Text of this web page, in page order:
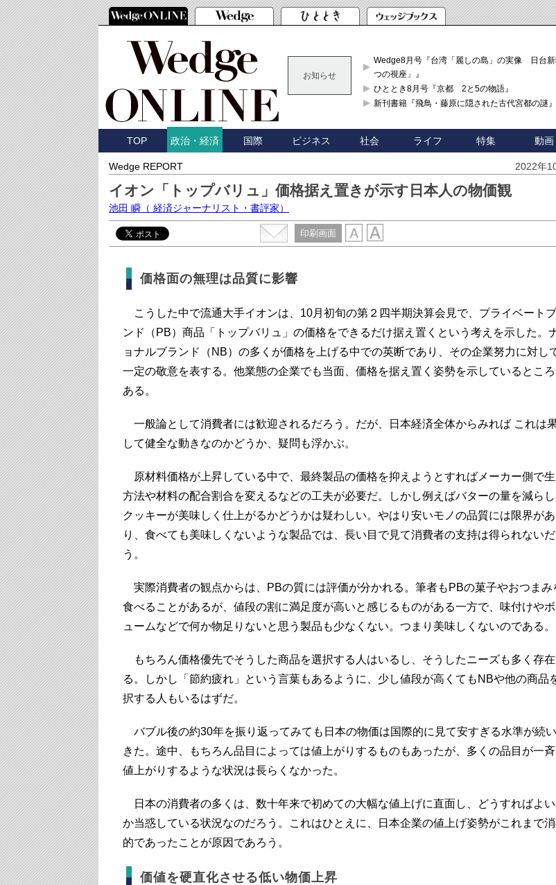
お知らせ
Wedge8月号『台湾「麗しの島」の実像 日台新
つの視座」』
ひととき8月号『京都 2と5の物語』
新刊書籍『飛鳥・藤原に隠された古代宮都の謎』
TOP 政治・経済 国際 ビジネス 社会 ライフ 特集 動画
Wedge REPORT 2022年
イオン「トップバリュ」価格据え置きが示す日本人の物価観
池田 瞬 （ 経済ジャーナリスト・書評家）
印刷画面
価格面の無理は品質に影響
こうした中で流通大手イオンは、10月初旬の第２四半期決算会見で、プライベート
ンド（PB）商品「トップバリュ」の価格をできるだけ据え置くという考えを示した。
ョナルブランド（NB）の多くが価格を上げる中での英断であり、その企業努力に対し
一定の敬意を表する。他業態の企業でも当面、価格を据え置く姿勢を示しているところ
ある。
一般論として消費者には歓迎されるだろう。だが、日本経済全体からみれば これは
して健全な動きなのかどうか、疑問も浮かぶ。
原材料価格が上昇している中で、最終製品の価格を抑えようとすればメーカー側で
方法や材料の配合割合を変えるなどの工夫が必要だ。しかし例えばバターの量を減らし
クッキーが美味しく仕上がるかどうかは疑わしい。やはり安いモノの品質には限界があ
り、食べても美味しくないような製品では、長い目で見て消費者の支持は得られないだ
う。
実際消費者の観点からは、PBの質には評価が分かれる。筆者もPBの菓子やおつまみ
食べることがあるが、値段の割に満足度が高いと感じるものがある一方で、味付けやボ
ュームなどで何か物足りないと思う製品も少なくない。つまり美味しくないのである。
もちろん価格優先でそうした商品を選択する人はいるし、そうしたニーズも多く存
る。しかし「節約疲れ」という言葉もあるように、少し値段が高くてもNBや他の商品
択する人もいるはずだ。
バブル後の約30年を振り返ってみても日本の物価は国際的に見て安すぎる水準が続
きた。途中、もちろん品目によっては値上がりするものもあったが、多くの品目が一斉
値上がりするような状況は長らくなかった。
日本の消費者の多くは、数十年来で初めての大幅な値上げに直面し、どうすればよ
か当惑している状況なのだろう。これはひとえに、日本企業の値上げ姿勢がこれまで
的であったことが原因であろう。
価値を硬直化させる低い物価上昇